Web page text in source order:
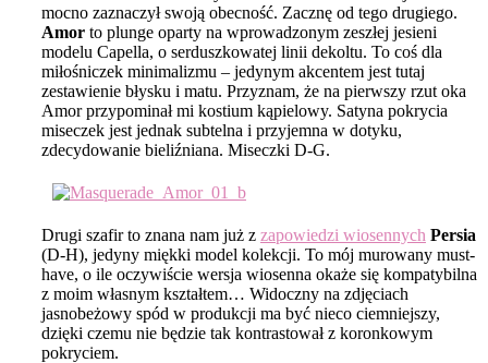
mocno zaznaczył swoją obecność. Zacznę od tego drugiego.
Amor to plunge oparty na wprowadzonym zeszłej jesieni
modelu Capella, o serduszkowatej linii dekoltu. To coś dla
miłośniczek minimalizmu – jedynym akcentem jest tutaj
zestawienie błysku i matu. Przyznam, że na pierwszy rzut oka
Amor przypominał mi kostium kąpielowy. Satyna pokrycia
miseczek jest jednak subtelna i przyjemna w dotyku,
zdecydowanie bieliźniana. Miseczki D-G.
Drugi szafir to znana nam już z zapowiedzi wiosennych Persia
(D-H), jedyny miękki model kolekcji. To mój murowany must-
have, o ile oczywiście wersja wiosenna okaże się kompatybilna
z moim własnym kształtem… Widoczny na zdjęciach
jasnobeżowy spód w produkcji ma być nieco ciemniejszy,
dzięki czemu nie będzie tak kontrastował z koronkowym
pokryciem.